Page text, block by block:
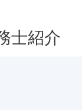
士紹介